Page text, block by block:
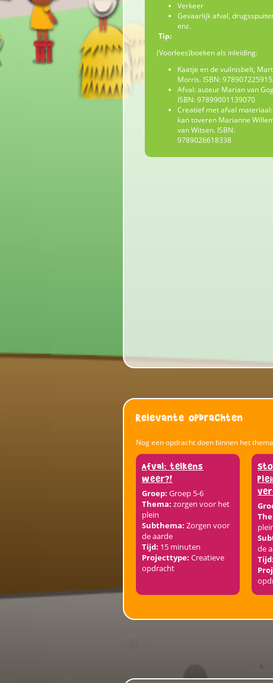
Verkeer
Gevaarlijk afval,
enz.
Tip:
(Voorlees)boeken als inleiding:
Kaatje en de vuilnisbelt,
Morris. ISBN:
Afval: auteur Marian van
ISBN: 97899001139070
Creatief met afval
kan toveren Marianne
van Witsen. ISBN:
9789026618338
Relevante opdrachten
Nog een opdracht doen binnen het
Afval: telkens
weer?!
Groep: Groep 5-6
Thema: zorgen voor het
plein
Subthema: Zorgen voor
de aarde
Tijd: 15 minuten
Projecttype: Creatieve
opdracht
de
Tijd: